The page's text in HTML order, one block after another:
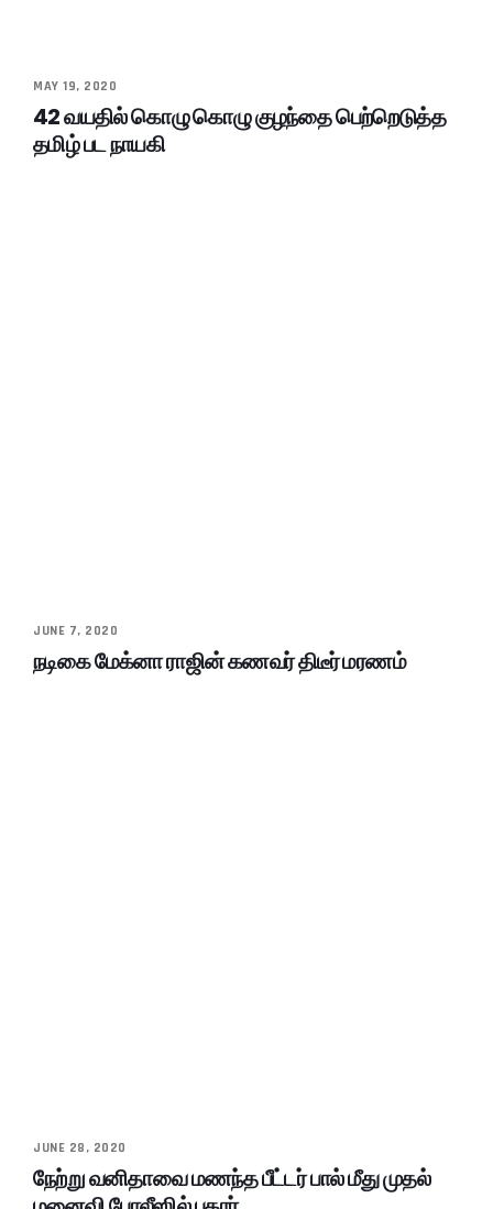
MAY 19, 2020
42 வயதில் கொழு கொழு குழந்தை பெற்றெடுத்த
தமிழ் பட நாயகி
JUNE 7, 2020
நடிகை மேக்னா ராஜின் கணவர் திடீர் மரணம்
JUNE 28, 2020
நேற்று வனிதாவை மணந்த பீட்டர் பால் மீது முதல்